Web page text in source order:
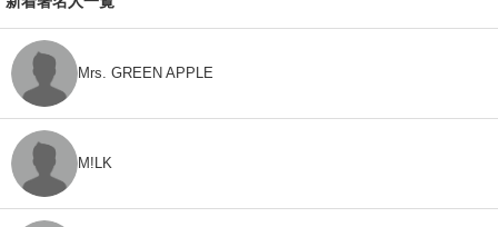
Mrs. GREEN APPLE
M!LK